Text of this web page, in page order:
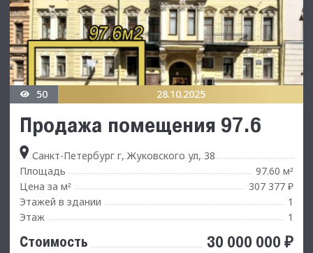
50 28.10.2025
Продажа помещения 97.6
Санкт-Петербург г, Жуковского ул, 38
Площадь
97.60 м²
Цена за м²
307 377 ₽
Этажей в здании
1
Этаж
1
Стоимость 30 000 000 ₽